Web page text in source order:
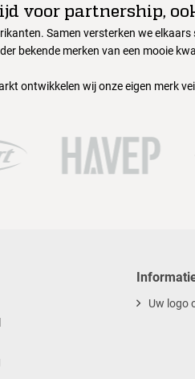
voor partnership,
Samen versterken we
bekende merken van een mooie
ontwikkelen wij onze eigen merk
Uw logo